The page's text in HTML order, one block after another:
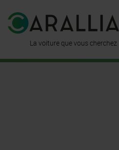
La voiture que vous cherchez